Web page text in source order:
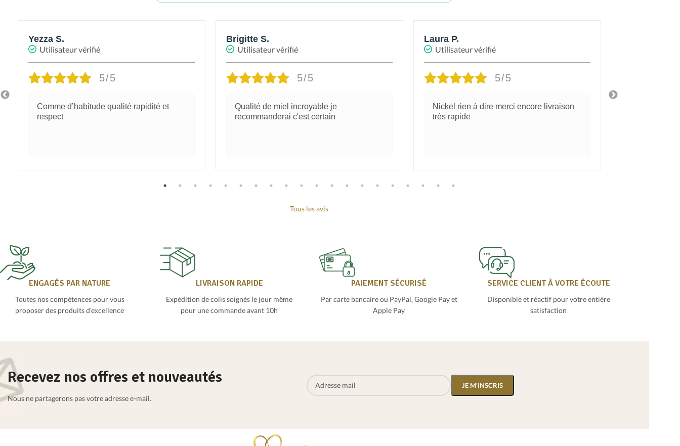
Yezza S.
Utilisateur vérifié
5/5
Comme d’habitude qualité rapidité et
respect
Brigitte S.
Utilisateur vérifié
5/5
Qualité de miel incroyable je
recommanderai c'est certain
Laura P.
Utilisateur vérifié
5/5
Nickel rien à dire merci encore livraison
très rapide
Tous les avis
ENGAGÉS PAR NATURE
Toutes nos compétences pour vous
proposer des produits d’excellence
LIVRAISON RAPIDE
Expédition de colis soignés le jour même
pour une commande avant 10h
PAIEMENT SÉCURISÉ
Par carte bancaire ou PayPal, Google Pay et
Apple Pay
SERVICE CLIENT À VOTRE ÉCOUTE
Disponible et réactif pour votre entière
satisfaction
Recevez nos offres et nouveautés
Nous ne partagerons pas votre adresse e-mail.